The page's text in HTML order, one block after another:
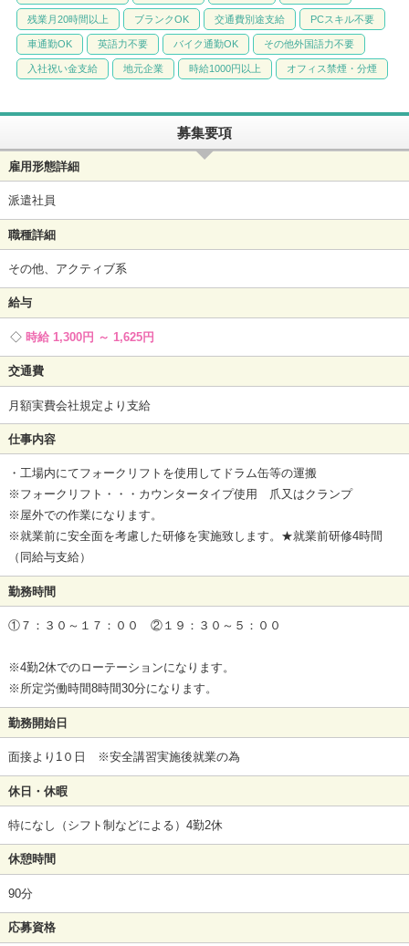
残業月20時間以上 ブランクOK 交通費別途支給 PCスキル不要
車通勤OK 英語力不要 バイク通勤OK その他外国語力不要
入社祝い金支給 地元企業 時給1000円以上 オフィス禁煙・分煙
募集要項
雇用形態詳細
派遣社員
職種詳細
その他、アクティブ系
給与
時給 1,300円 ～ 1,625円
交通費
月額実費会社規定より支給
仕事内容
・工場内にてフォークリフトを使用してドラム缶等の運搬
※フォークリフト・・・カウンタータイプ使用 爪又はクランプ
※屋外での作業になります。
※就業前に安全面を考慮した研修を実施致します。★就業前研修4時間
（同給与支給）
勤務時間
①７：３０～１７：００ ②１９：３０～５：００
※4勤2休でのローテーションになります。
※所定労働時間8時間30分になります。
勤務開始日
面接より1０日 ※安全講習実施後就業の為
休日・休暇
特になし（シフト制などによる）4勤2休
休憩時間
90分
応募資格